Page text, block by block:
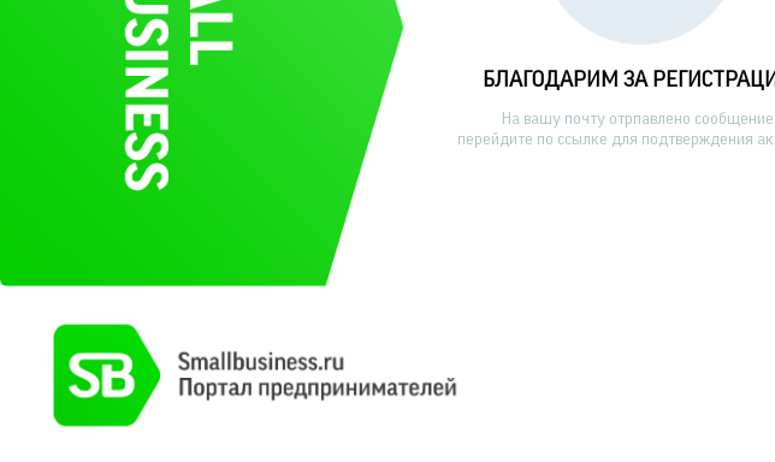
БЛАГОДАРИМ ЗА
На вашу почту отрпавлено сообщение,
перейдите по ссылке для подтверждения